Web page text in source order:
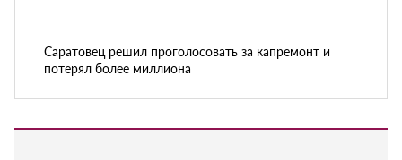
Саратовец решил проголосовать за капремонт и
потерял более миллиона